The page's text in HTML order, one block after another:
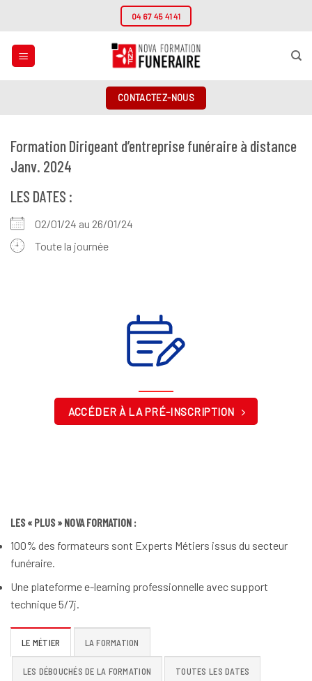
contenu
04 67 45 41 41
CONTACTEZ-NOUS
Formation Dirigeant d’entreprise funéraire à distance
Janv. 2024
LES DATES :
02/01/24 au 26/01/24
Toute la journée
ACCÉDER À LA PRÉ-INSCRIPTION
LES « PLUS » NOVA FORMATION :
100% des formateurs sont Experts Métiers issus du secteur
funéraire.
Une plateforme e-learning professionnelle avec support
technique 5/7j.
LE MÉTIER LA FORMATION
LES DÉBOUCHÉS DE LA FORMATION TOUTES LES DATES